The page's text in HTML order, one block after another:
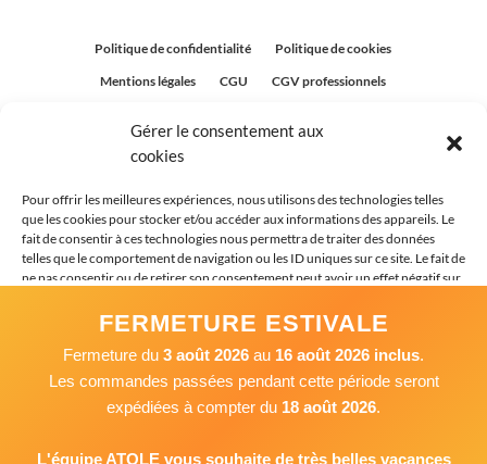
Gérer le consentement aux
cookies
Pour offrir les meilleures expériences, nous utilisons des technologies telles
que les cookies pour stocker et/ou accéder aux informations des appareils. Le
fait de consentir à ces technologies nous permettra de traiter des données
telles que le comportement de navigation ou les ID uniques sur ce site. Le fait de
ne pas consentir ou de retirer son consentement peut avoir un effet négatif sur
Accepter
Refuser
Voir les préférences
Politique de confidentialité
Politique de cookies
Mentions légales
CGU
CGV professionnels
Politique relative aux avis clients
FERMETURE ESTIVALE
Fermeture du 3 août 2026 au 16 août 2026 inclus.
Les commandes passées pendant cette période seront
expédiées à compter du 18 août 2026.
L'équipe ATOLE vous souhaite de très belles vacances